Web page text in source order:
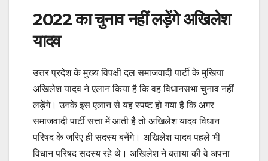
2022 का चुनाव नहीं लड़ेंगे अखिलेश
यादव
उत्तर प्रदेश के मुख्य विपक्षी दल समाजवादी पार्टी के मुखिया
अखिलेश यादव ने एलान किया है कि वह विधानसभा चुनाव नहीं
लड़ेंगे। उनके इस एलान से यह स्पष्ट हो गया है कि अगर
समाजवादी पार्टी सत्ता में आती है तो अखिलेश यादव विधान
परिषद के जरिए ही सदस्य बनेंगे। अखिलेश यादव पहले भी
विधान परिषद सदस्य रहे थे। अखिलेश ने बताया की वे अपना